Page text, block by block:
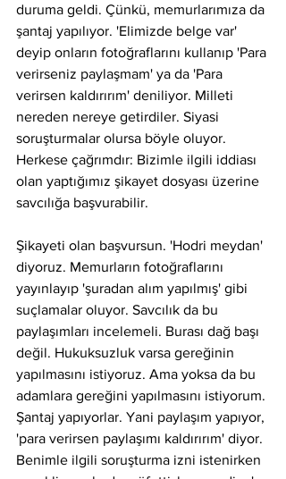
duruma geldi. Çünkü, memurlarımıza da
şantaj yapılıyor. 'Elimizde belge var'
deyip onların fotoğraflarını kullanıp 'Para
verirseniz paylaşmam' ya da 'Para
verirsen kaldırırım' deniliyor. Milleti
nereden nereye getirdiler. Siyasi
soruşturmalar olursa böyle oluyor.
Herkese çağrımdır: Bizimle ilgili iddiası
olan yaptığımız şikayet dosyası üzerine
savcılığa başvurabilir.
Şikayeti olan başvursun. 'Hodri meydan'
diyoruz. Memurların fotoğraflarını
yayınlayıp 'şuradan alım yapılmış' gibi
suçlamalar oluyor. Savcılık da bu
paylaşımları incelemeli. Burası dağ başı
değil. Hukuksuzluk varsa gereğinin
yapılmasını istiyoruz. Ama yoksa da bu
adamlara gereğini yapılmasını istiyorum.
Şantaj yapıyorlar. Yani paylaşım yapıyor,
'para verirsen paylaşımı kaldırırım' diyor.
Benimle ilgili soruşturma izni istenirken